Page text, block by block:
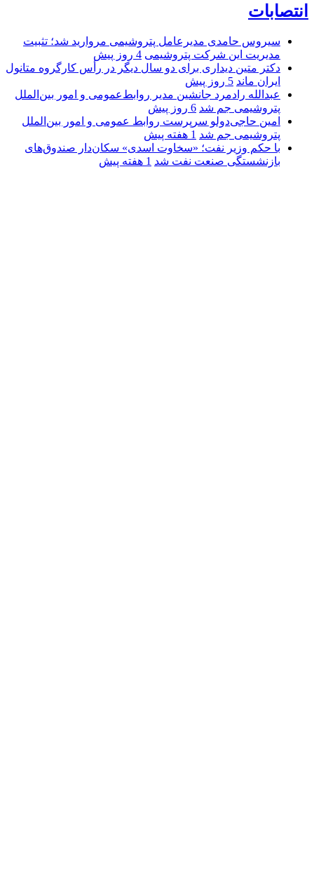
انتصابات
سیروس حامدی مدیرعامل پتروشیمی مروارید شد؛ تثبیت
مدیریت این شرکت پتروشیمی 4 روز پیش
دکتر متین دیداری برای دو سال دیگر در رأس کارگروه متانول
ایران ماند 5 روز پیش
عبدالله رادمرد جانشین مدیر روابط‌عمومی و امور بین‌الملل
پتروشیمی جم شد 6 روز پیش
امین حاجی‌دولو سرپرست روابط عمومی و امور بین‌الملل
پتروشیمی جم شد 1 هفته پیش
با حکم وزیر نفت؛ «سخاوت اسدی» سکان‌دار صندوق‌های
بازنشستگی صنعت نفت شد 1 هفته پیش